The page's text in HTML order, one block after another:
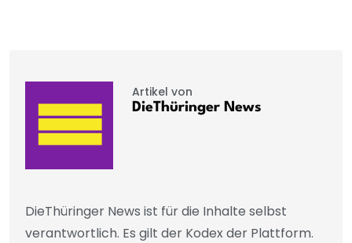
Artikel von
DieThüringer News
DieThüringer News ist für die Inhalte selbst
verantwortlich. Es gilt der Kodex der Plattform.